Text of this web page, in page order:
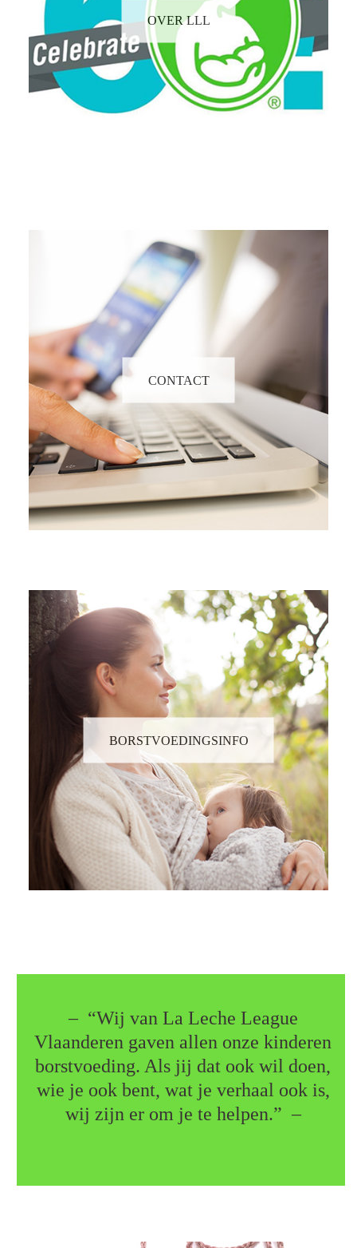
OVER LLL
CONTACT
BORSTVOEDINGSINFO
– “Wij van La Leche League
Vlaanderen gaven allen onze kinderen
borstvoeding. Als jij dat ook wil doen,
wie je ook bent, wat je verhaal ook is,
wij zijn er om je te helpen.” –